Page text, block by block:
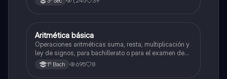
Matemáticas
Aritmética básica
Operaciones aritméticas suma, resta, multiplicación y
ley de signos, para bachillerato o para el examen de
admisión a la universidad
1º Bach 695 8